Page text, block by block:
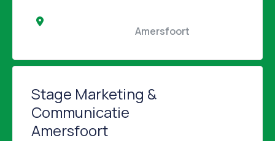
Stage Marketing &
Communicatie
Amersfoort